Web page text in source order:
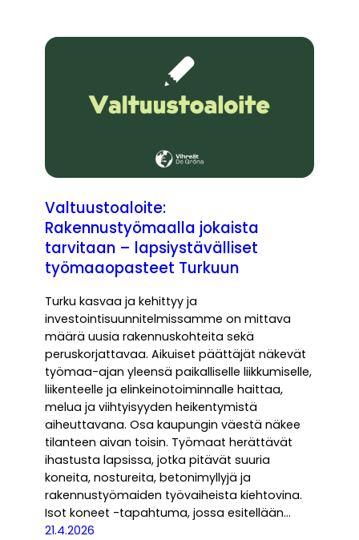
Valtuustoaloite:
Rakennustyömaalla jokaista
tarvitaan – lapsiystävälliset
työmaaopasteet Turkuun
Turku kasvaa ja kehittyy ja
investointisuunnitelmissamme on mittava
määrä uusia rakennuskohteita sekä
peruskorjattavaa. Aikuiset päättäjät näkevät
työmaa-ajan yleensä paikalliselle liikkumiselle,
liikenteelle ja elinkeinotoiminnalle haittaa,
melua ja viihtyisyyden heikentymistä
aiheuttavana. Osa kaupungin väestä näkee
tilanteen aivan toisin. Työmaat herättävät
ihastusta lapsissa, jotka pitävät suuria
koneita, nostureita, betonimyllyjä ja
rakennustyömaiden työvaiheista kiehtovina.
Isot koneet -tapahtuma, jossa esitellään…
21.4.2026